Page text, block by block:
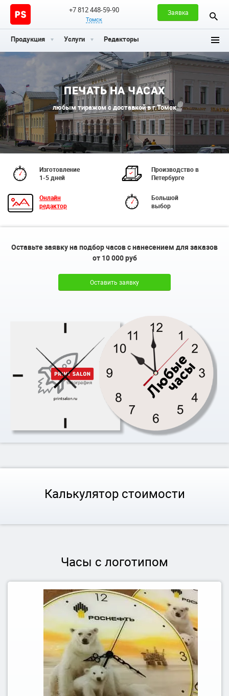
+7 812 448-59-90
Томск
Заявка
Продукция Услуги Редакторы
ПЕЧАТЬ НА ЧАСАХ
любым тиражом с доставкой в г.Томск
Изготовление
1-5 дней
Производство в
Петербурге
Онлайн
редактор
Большой
выбор
Оставьте заявку на подбор часов с нанесением для заказов
от 10 000 руб
Оставить заявку
Калькулятор стоимости
Часы с логотипом